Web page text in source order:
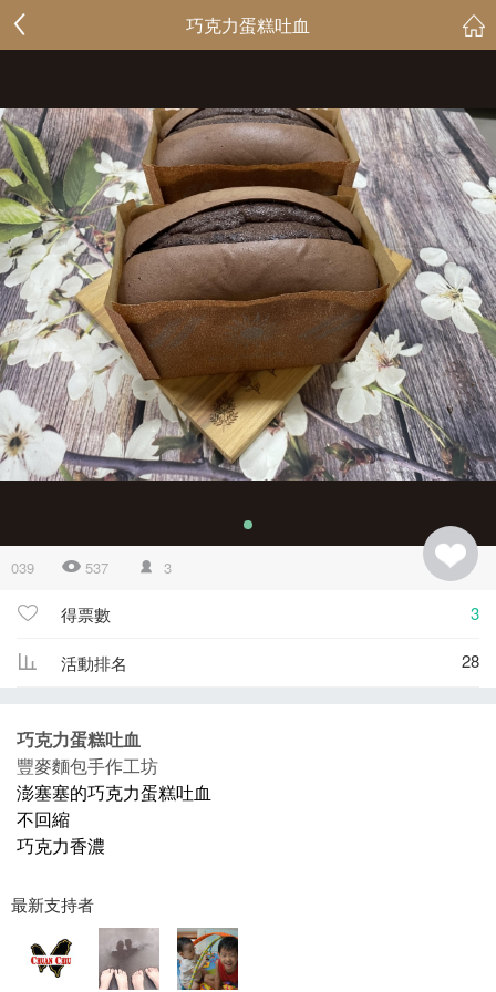
巧克力蛋糕吐血
039 537 3
得票數 3
活動排名 28
巧克力蛋糕吐血
豐麥麵包手作工坊
澎塞塞的巧克力蛋糕吐血
不回縮
巧克力香濃
最新支持者